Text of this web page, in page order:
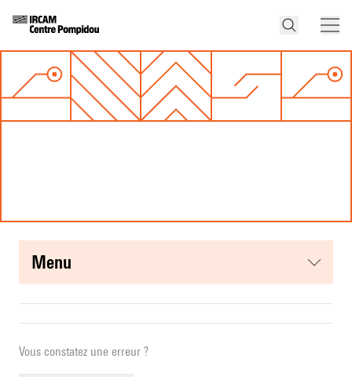
menu
Vous constatez une erreur ?